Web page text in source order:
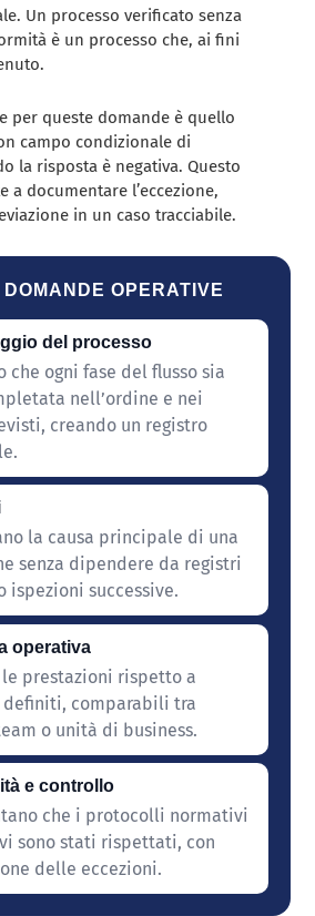
Un processo verificato senza
è un processo che, ai fini
per queste domande è quello
campo condizionale di
la risposta è negativa. Questo
a documentare l’eccezione,
in un caso tracciabile.
DOMANDE OPERATIVE
del processo
che ogni fase del flusso sia
nell’ordine e nei
creando un registro
la causa principale di una
senza dipendere da registri
ispezioni successive.
operativa
le prestazioni rispetto a
comparabili tra
o unità di business.
e controllo
che i protocolli normativi
sono stati rispettati, con
delle eccezioni.